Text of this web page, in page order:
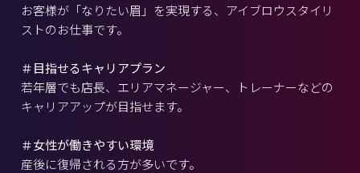
お客様が「なりたい眉」を実現する、アイブロウスタイリ
ストのお仕事です。
＃目指せるキャリアプラン
若年層でも店長、エリアマネージャー、トレーナーなどの
キャリアアップが目指せます。
＃女性が働きやすい環境
産後に復帰される方が多いです。